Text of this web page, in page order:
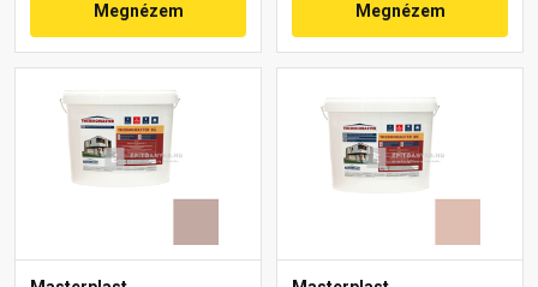
Megnézem Megnézem